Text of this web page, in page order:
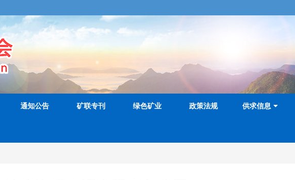
通知公告 矿联专刊 绿色矿业 政策法规 供求信息